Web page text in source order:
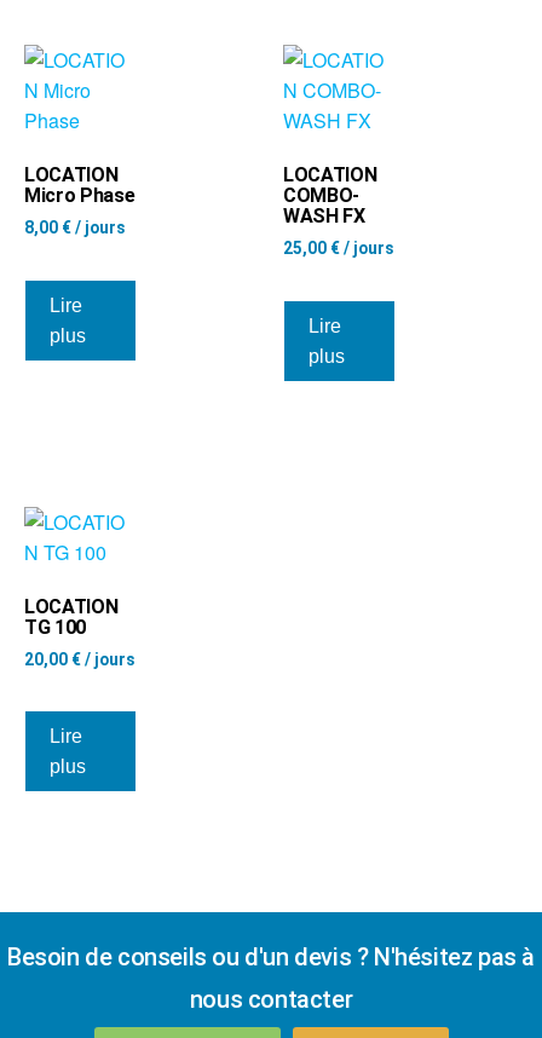
LOCATION
Micro Phase
8,00 €/ jours
Lire
plus
LOCATION
COMBO-
WASH FX
25,00 €/ jours
Lire
plus
LOCATION
TG 100
20,00 €/ jours
Lire
plus
Besoin de conseils ou d'un devis ? N'hésitez pas à
nous contacter